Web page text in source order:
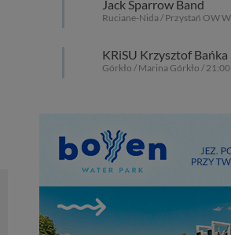
Jack Sparrow Band
Ruciane-Nida / Przystań OW
KRiSU Krzysztof Bańka
Górkło / Marina Górkło / 21:00